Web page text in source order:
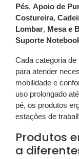
Pés, Apoio de
Costureira,
Lombar, Mesa e
Suporte
Cada categoria
para atender
mobilidade e
uso prolongado
pé, os produtos
estações de
Produtos
a